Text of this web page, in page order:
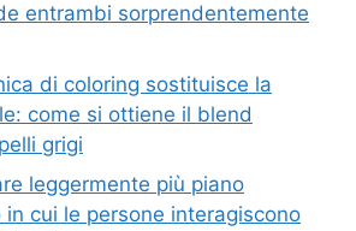
entrambi sorprendentemente
di coloring sostituisce la
come si ottiene il blend
grigi
leggermente più piano
cui le persone interagiscono